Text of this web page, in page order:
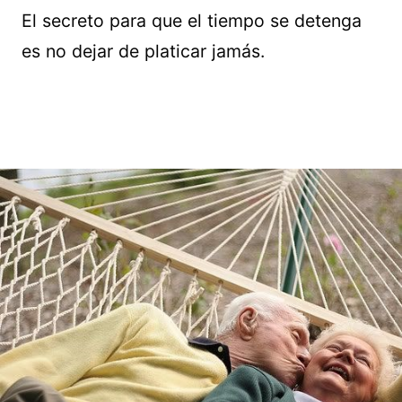
El secreto para que el tiempo se detenga
es no dejar de platicar jamás.